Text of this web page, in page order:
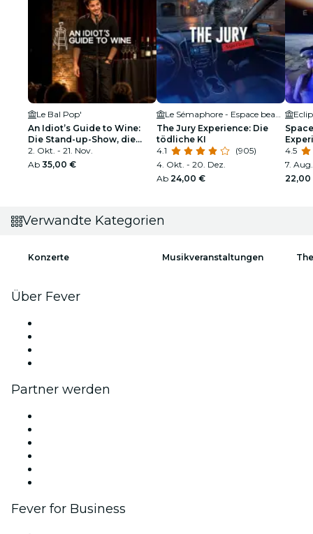
Le Bal Pop'
An Idiot’s Guide to Wine:
Die Stand-up-Show, die
dich auf Partys interessant
macht
2. Okt. - 21. Nov.
Ab 35,00 €
Le Sémaphore - Espace beaulieu
The Jury Experience: Die
tödliche KI
4.1
(905)
4. Okt. - 20. Dez.
Ab 24,00 €
4.5
7.
22,00
Verwandte Kategorien
Konzerte Musikveranstaltungen
Über Fever
Partner werden
Fever for Business